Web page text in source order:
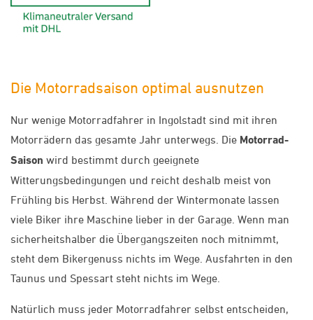
Die Motorradsaison optimal ausnutzen
Nur wenige Motorradfahrer in Ingolstadt sind mit ihren
Motorrädern das gesamte Jahr unterwegs. Die Motorrad-
Saison wird bestimmt durch geeignete
Witterungsbedingungen und reicht deshalb meist von
Frühling bis Herbst. Während der Wintermonate lassen
viele Biker ihre Maschine lieber in der Garage. Wenn man
sicherheitshalber die Übergangszeiten noch mitnimmt,
steht dem Bikergenuss nichts im Wege. Ausfahrten in den
Taunus und Spessart steht nichts im Wege.
Natürlich muss jeder Motorradfahrer selbst entscheiden,